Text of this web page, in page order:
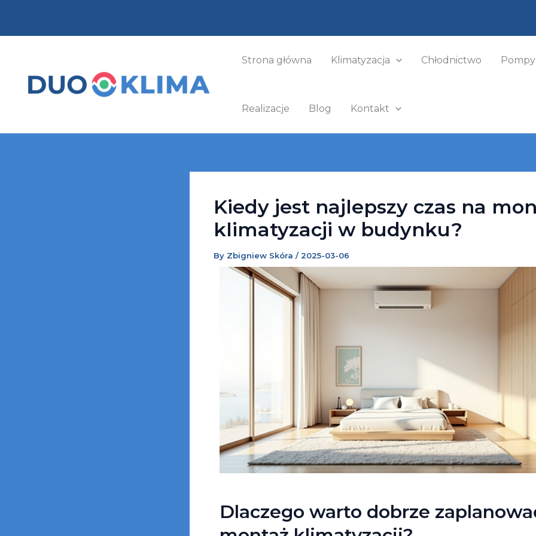
content
Strona główna
Klimatyzacja Chłodnictwo Pompy
Realizacje Blog Kontakt
Kiedy jest najlepszy czas na
klimatyzacji w budynku?
By Zbigniew Skóra / 2025-03-06
Dlaczego warto dobrze